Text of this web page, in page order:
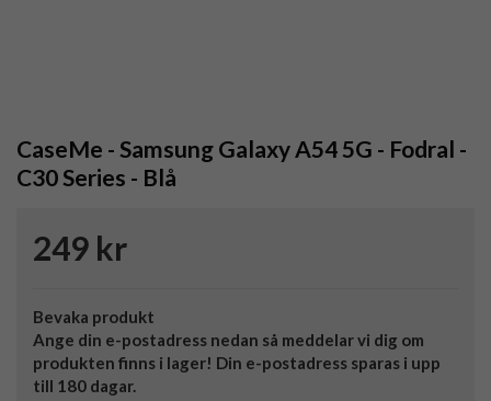
CaseMe - Samsung Galaxy A54 5G - Fodral -
C30 Series - Blå
249 kr
Bevaka produkt
Ange din e-postadress nedan så meddelar vi dig om
produkten finns i lager! Din e-postadress sparas i upp
till 180 dagar.